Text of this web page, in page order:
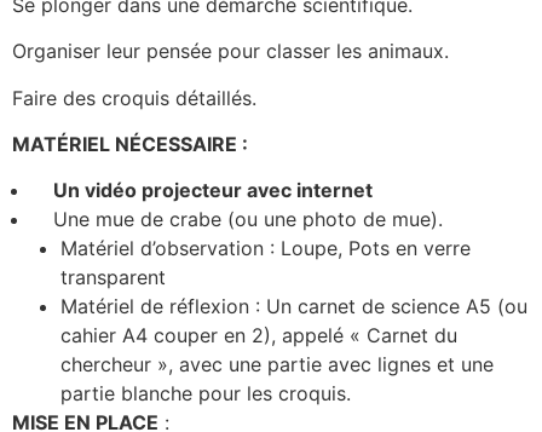
Organiser leur pensée pour classer les animaux.
Faire des croquis détaillés.
MATÉRIEL NÉCESSAIRE :
Un vidéo projecteur avec internet
Une mue de crabe (ou une photo de mue).
Matériel d’observation : Loupe, Pots en verre
transparent
Matériel de réflexion : Un carnet de science A5 (ou
cahier A4 couper en 2), appelé « Carnet du
chercheur », avec une partie avec lignes et une
partie blanche pour les croquis.
MISE EN PLACE :